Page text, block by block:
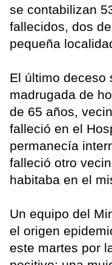
se contabilizan
fallecidos, dos
pequeña
El último deceso
madrugada de
de 65 años,
falleció en el
permanecía
falleció otro
habitaba en el
Un equipo del
el origen
este martes por